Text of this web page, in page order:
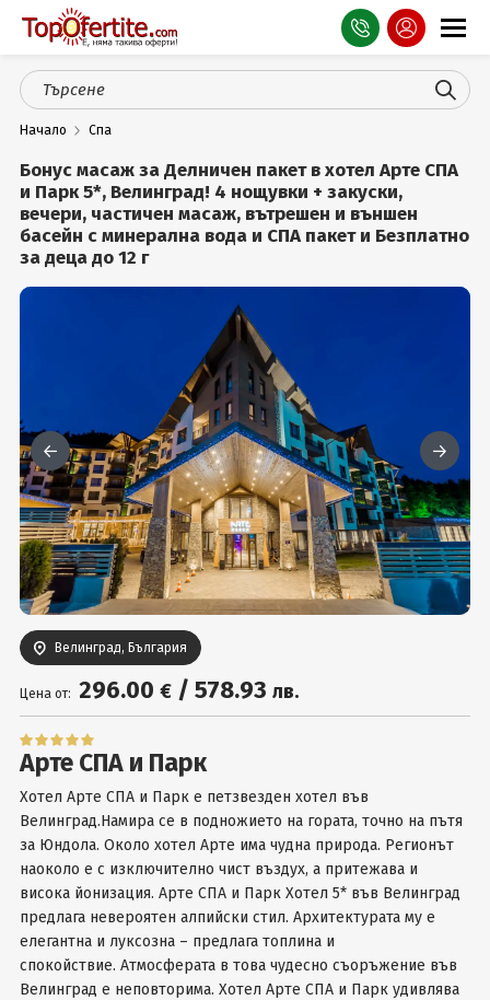
Оферти
СПА
Планина
Море
Чужбина
Гърция
Услуги
Вход
Начало Спа
Бонус масаж за Делничен пакет в хотел Арте СПА
и Парк 5*, Велинград! 4 нощувки + закуски,
вечери, частичен масаж, вътрешен и външен
басейн с минерална вода и СПА пакет и Безплатно
за деца до 12 г
Велинград, България
Цена от: 296.00 € / 578.93 лв.
Арте СПА и Парк
Хотел Арте СПА и Парк е петзвезден хотел във
Велинград.Намира се в подножието на гората, точно на пътя
за Юндола. Около хотел Арте има чудна природа. Регионът
наоколо е с изключително чист въздух, а притежава и
висока йонизация. Арте СПА и Парк Хотел 5* във Велинград
предлага невероятен алпийски стил. Архитектурата му е
елегантна и луксозна – предлага топлина и
спокойствие. Атмосферата в това чудесно съоръжение във
Велинград е неповторима. Хотел Арте СПА и Парк удивлява